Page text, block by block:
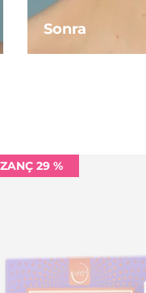
Sonra
29 %